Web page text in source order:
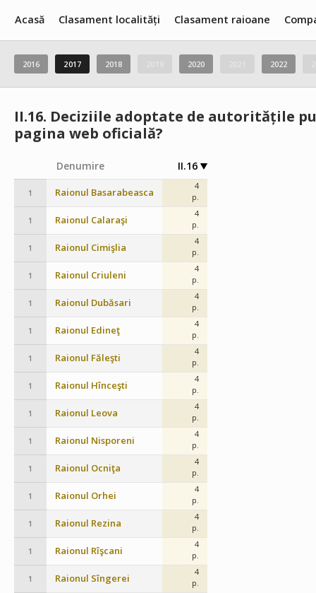
Acasă Clasament localități Clasament raioane
2016 2017 2018 2020 2022
II.16. Deciziile adoptate de autoritățile
pagina web oficială?
Denumire II.16
1 Raionul Basarabeasca
4
p.
1 Raionul Calaraşi
4
p.
1 Raionul Cimişlia
4
p.
1 Raionul Criuleni
4
p.
1 Raionul Dubăsari
4
p.
1 Raionul Edineţ
4
p.
1 Raionul Făleşti
4
p.
1 Raionul Hînceşti
4
p.
1 Raionul Leova
4
p.
1 Raionul Nisporeni
4
p.
1 Raionul Ocniţa
4
p.
1 Raionul Orhei
4
p.
1 Raionul Rezina
4
p.
1 Raionul Rîşcani
4
p.
1 Raionul Sîngerei
4
p.